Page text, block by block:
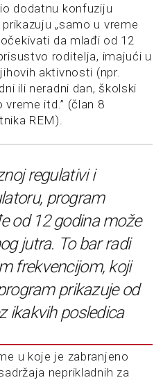
dodatnu konfuziju
„samo u vreme
da mlađi od 12
roditelja, imajući u
aktivnosti (npr.
ili neradni dan, školski
itd.” (član 8
REM).
regulativi i
program
od 12 godina može
jutra. To bar radi
frekvencijom, koji
prikazuje od
ikakvih posledica
u koje je zabranjeno
neprikladnih za